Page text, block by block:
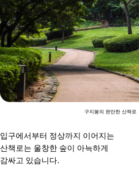
구지봉의 완만한 산책로
입구에서부터 정상까지 이어지는
산책로는 울창한 숲이 아늑하게
감싸고 있습니다.